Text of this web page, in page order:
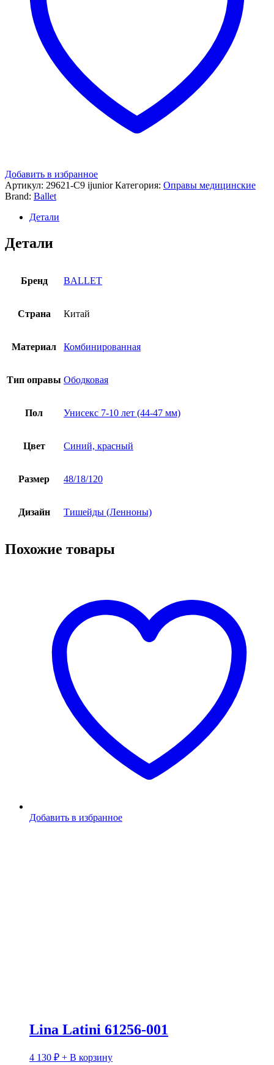
Добавить в избранное
Артикул: 29621-C9 ijunior Категория: Оправы медицинские
Brand: Ballet
Детали
Детали
Бренд BALLET
Страна Китай
Материал Комбинированная
Тип оправы Ободковая
Пол Унисекс 7-10 лет (44-47 мм)
Цвет Синий, красный
Размер 48/18/120
Дизайн Тишейды (Ленноны)
Похожие товары
Добавить в избранное
Lina Latini 61256-001
4 130 ₽ + В корзину